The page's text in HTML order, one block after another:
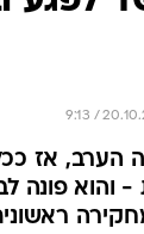
הערב, אז
והוא פונה